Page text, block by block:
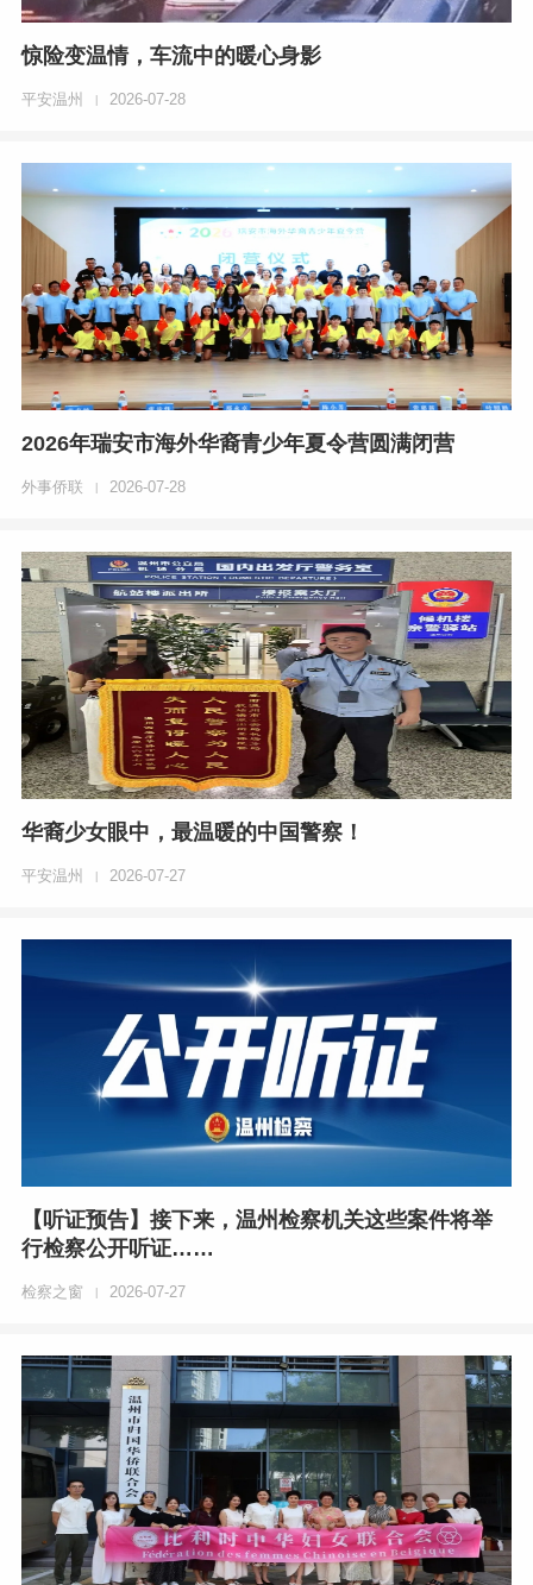
惊险变温情，车流中的暖心身影
平安温州 | 2026-07-28
2026年瑞安市海外华裔青少年夏令营圆满闭营
外事侨联 | 2026-07-28
华裔少女眼中，最温暖的中国警察！
平安温州 | 2026-07-27
【听证预告】接下来，温州检察机关这些案件将举
行检察公开听证……
检察之窗 | 2026-07-27